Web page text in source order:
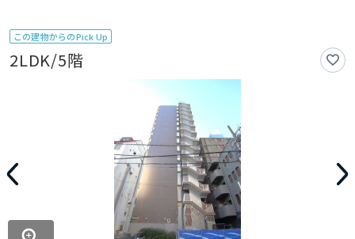
この建物からのPick Up
2LDK/5階